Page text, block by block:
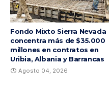
Fondo Mixto Sierra Nevada
concentra más de $35.000
millones en contratos en
Uribia, Albania y Barrancas
Agosto 04, 2026